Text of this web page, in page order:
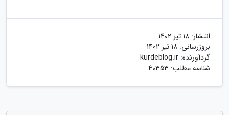
انتشار: 18 تیر 1402
بروزرسانی: 18 تیر 1402
گردآورنده: kurdeblog.ir
شناسه مطلب: 40353